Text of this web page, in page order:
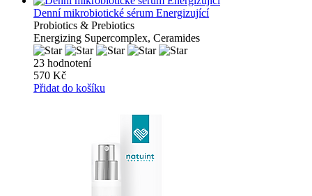
Denní mikrobiotické sérum Energizující
Probiotics & Prebiotics
Energizing Supercomplex, Ceramides
23 hodnotení
570 Kč
Přidat do košíku